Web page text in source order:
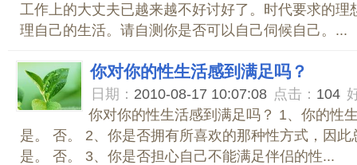
工作上的大丈夫已越来越不好讨好了。时代要求的理
理自己的生活。请自测你是否可以自己伺候自己。...
你对你的性生活感到满足吗？
日期： 2010-08-17 10:07:08 点击： 104
你对你的性生活感到满足吗？ 1、你的性
是。 否。 2、你是否拥有所喜欢的那种性方式，因
是。 否。 3、你是否担心自己不能满足伴侣的性...